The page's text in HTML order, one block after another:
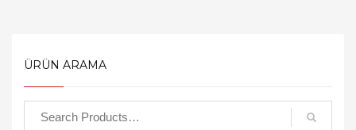
ÜRÜN ARAMA